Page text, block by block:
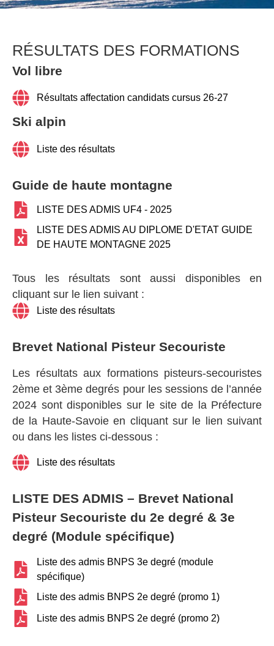
RÉSULTATS DES FORMATIONS
Vol libre
Résultats affectation candidats cursus 26-27
Ski alpin
Liste des résultats
Guide de haute montagne
LISTE DES ADMIS UF4 - 2025
LISTE DES ADMIS AU DIPLOME D'ETAT GUIDE
DE HAUTE MONTAGNE 2025
Tous les résultats sont aussi disponibles en
cliquant sur le lien suivant :
Liste des résultats
Brevet National Pisteur Secouriste
Les résultats aux formations pisteurs-secouristes
2ème et 3ème degrés pour les sessions de l’année
2024 sont disponibles sur le site de la Préfecture
de la Haute-Savoie en cliquant sur le lien suivant
ou dans les listes ci-dessous :
Liste des résultats
LISTE DES ADMIS – Brevet National
Pisteur Secouriste du 2e degré & 3e
degré (Module spécifique)
Liste des admis BNPS 3e degré (module
spécifique)
Liste des admis BNPS 2e degré (promo 1)
Liste des admis BNPS 2e degré (promo 2)